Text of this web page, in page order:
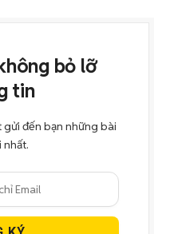
bỏ lỡ
tin
gửi đến bạn những bài
nhất.